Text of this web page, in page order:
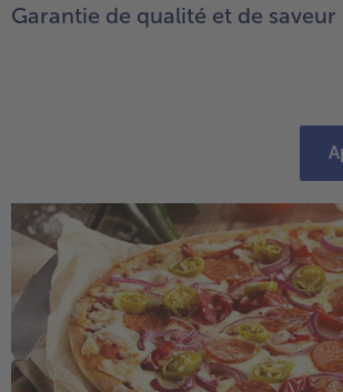
Garantie de qualité et de saveur